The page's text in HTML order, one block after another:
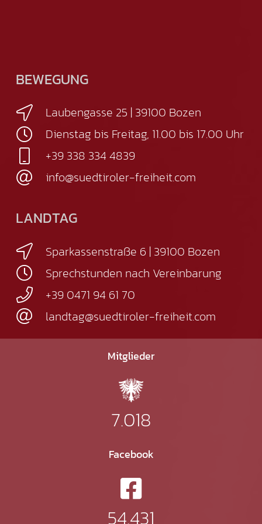
BEWEGUNG
Laubengasse 25 | 39100 Bozen
Dienstag bis Freitag, 11.00 bis 17.00 Uhr
+39 338 334 4839
info@suedtiroler-freiheit.com
LANDTAG
Sparkassenstraße 6 | 39100 Bozen
Sprechstunden nach Vereinbarung
+39 0471 94 61 70
landtag@suedtiroler-freiheit.com
Mitglieder
7.018
Facebook
54.431